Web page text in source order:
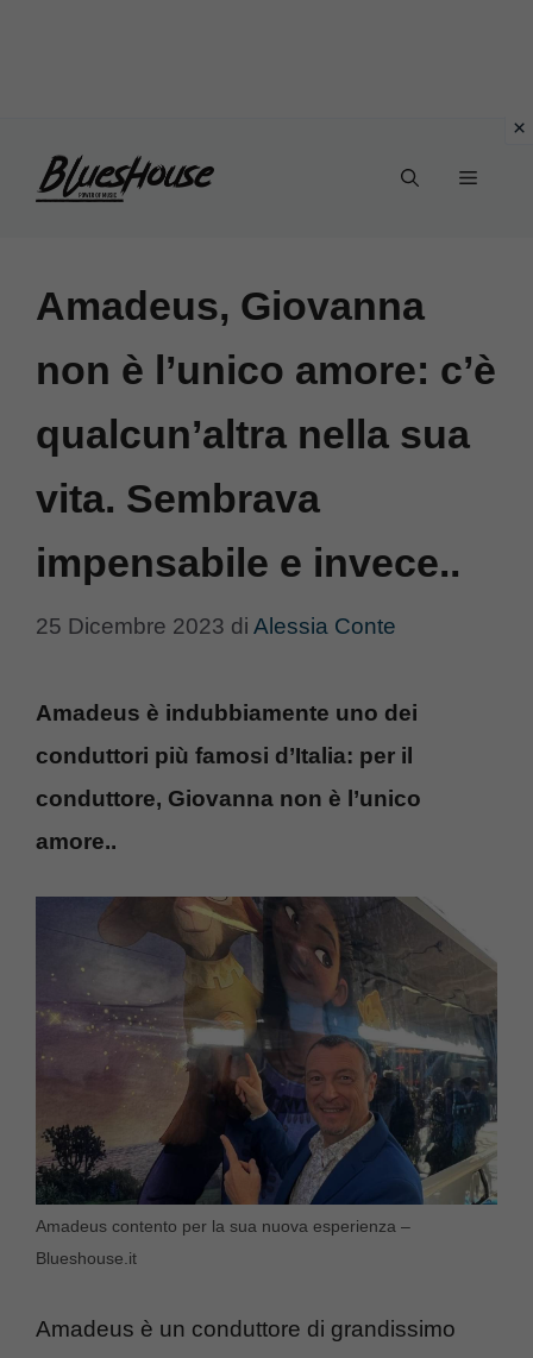
Menu
Amadeus, Giovanna
non è l’unico amore: c’è
qualcun’altra nella sua
vita. Sembrava
impensabile e invece..
25 Dicembre 2023 di Alessia Conte
Amadeus è indubbiamente uno dei
conduttori più famosi d’Italia: per il
conduttore, Giovanna non è l’unico
amore..
Amadeus contento per la sua nuova esperienza –
Blueshouse.it
Amadeus è un conduttore di grandissimo